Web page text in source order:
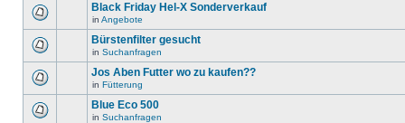
Black Friday Hel-X Sonderverkauf
in Angebote
Bürstenfilter gesucht
in Suchanfragen
Jos Aben Futter wo zu kaufen??
in Fütterung
Blue Eco 500
in Suchanfragen